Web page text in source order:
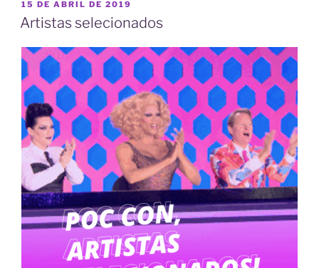
PUBLICADO
EM
15 DE ABRIL DE 2019
Artistas selecionados